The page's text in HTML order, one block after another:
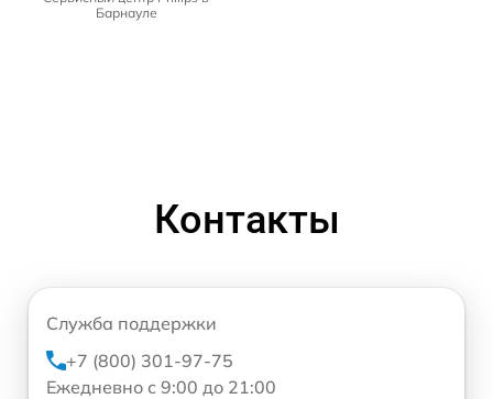
Барнауле
Контакты
Служба поддержки
+7 (800) 301-97-75
Ежедневно с 9:00 до 21:00